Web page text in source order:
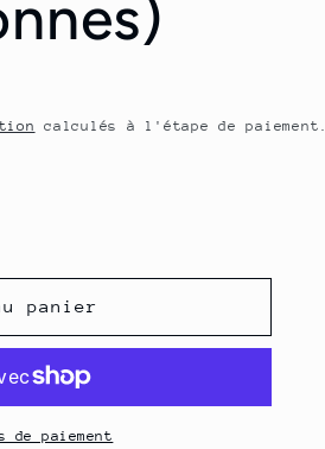
o
calculés à l'étape de paiement.
panier
de paiement